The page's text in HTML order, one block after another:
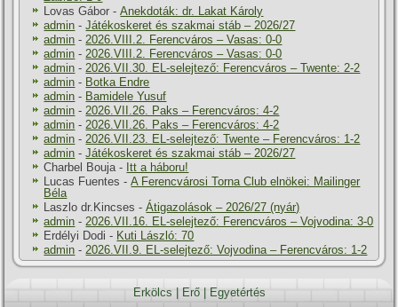
Lovas Gábor -Anekdoták: dr. Lakat Károly
admin -Játékoskeret és szakmai stáb – 2026/27
admin -2026.VIII.2. Ferencváros – Vasas: 0-0
admin -2026.VIII.2. Ferencváros – Vasas: 0-0
admin -2026.VII.30. EL-selejtező: Ferencváros – Twente: 2-2
admin - Botka Endre
admin - Bamidele Yusuf
admin -2026.VII.26. Paks – Ferencváros: 4-2
admin -2026.VII.26. Paks – Ferencváros: 4-2
admin -2026.VII.23. EL-selejtező: Twente – Ferencváros: 1-2
admin -Játékoskeret és szakmai stáb – 2026/27
Charbel Bouja- Itt a háboru!
Lucas Fuentes -A Ferencvárosi Torna Club elnökei: Mailinger
Béla
Laszlo dr.Kincses -Átigazolások – 2026/27 (nyár)
admin -2026.VII.16. EL-selejtező: Ferencváros – Vojvodina: 3-0
Erdélyi Dodi - Kuti László: 70
admin -2026.VII.9. EL-selejtező: Vojvodina – Ferencváros: 1-2
Erkölcs Erő|
Egyetértés